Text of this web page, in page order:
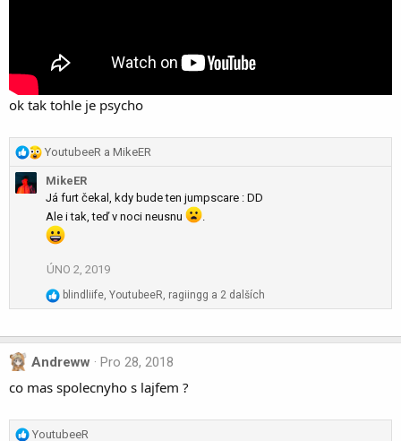
ok tak tohle je psycho
R
a
c
t
i
n
s
YoutubeeR a MikeER
MikeER
Já furt čekal, kdy bude ten jumpscare : DD
Ale i tak, teď v noci neusnu
ÚNO 2, 2019
R
e
c
t
o
s
blindliife YoutubeeR ragiingg a 2 dalších
Andreww Pro 28, 2018
co mas spolecnyho s lajfem ?
R
YoutubeeR